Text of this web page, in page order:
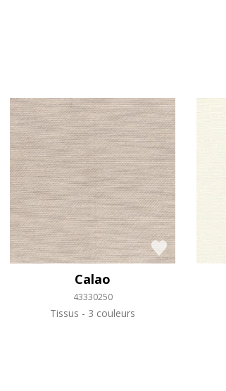
Calao
43330250
Tissus 3 couleurs